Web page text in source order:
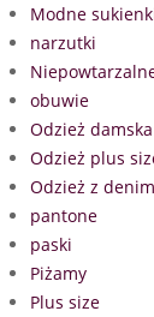
Modne
narzutki
obuwie
Odzież damska
Odzież plus
Odzież z
pantone
paski
Piżamy
Plus size